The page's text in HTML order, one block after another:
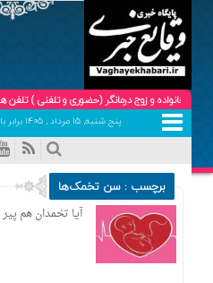
و زوج درمانگر (حضوری و تلفنی ) تلفن هماهنگی و تعیین
پنج شنبه, ۱۵ مرداد , ۱۴۰۵ برابر با 22 صفر 1448 - Thursday, 6 August , 2026
برچسب : سن تخمک‌ها
آیا تخمدان‌ هم